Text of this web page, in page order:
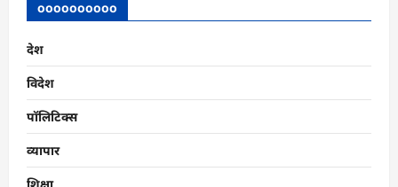
oooooooooo
देश
विदेश
पॉलिटिक्स
व्यापार
शिक्षा